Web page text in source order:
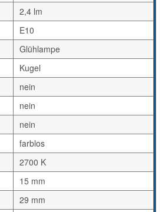
2,4 lm
E10
Glühlampe
Kugel
nein
nein
nein
farblos
2700 K
15 mm
29 mm